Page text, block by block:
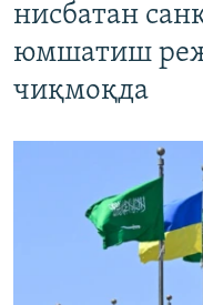
нисбатан
юмшатиш
чиқмоқда